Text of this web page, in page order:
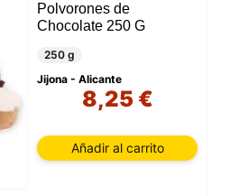
Polvorones de
Chocolate 250 G
250 g
Jijona - Alicante
8,25 €
Añadir al carrito